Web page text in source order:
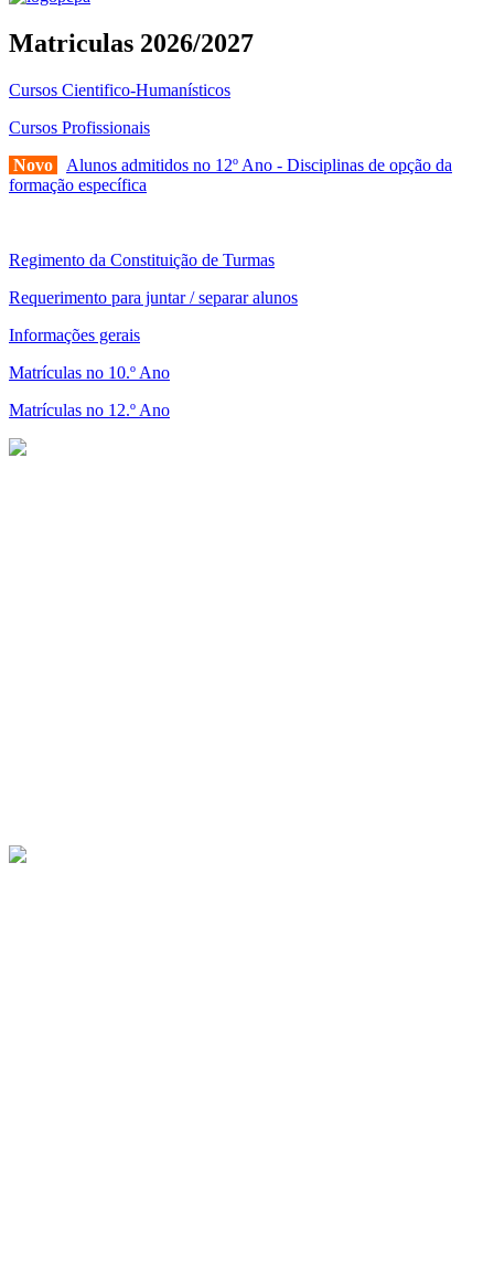
Matriculas 2026/2027
Cursos Cientifico-Humanísticos
Cursos Profissionais
Novo
Alunos admitidos no 12º Ano - Disciplinas de opção da
formação específica
Regimento da Constituição de Turmas
Requerimento para juntar / separar alunos
Informações gerais
Matrículas no 10.º Ano
Matrículas no 12.º Ano